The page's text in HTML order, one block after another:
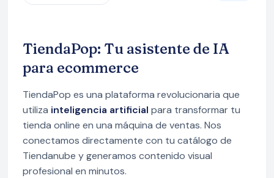
TiendaPop: Tu asistente de IA
para ecommerce
TiendaPop es una plataforma revolucionaria que
utiliza inteligencia artificial para transformar tu
tienda online en una máquina de ventas. Nos
conectamos directamente con tu catálogo de
Tiendanube y generamos contenido visual
profesional en minutos.